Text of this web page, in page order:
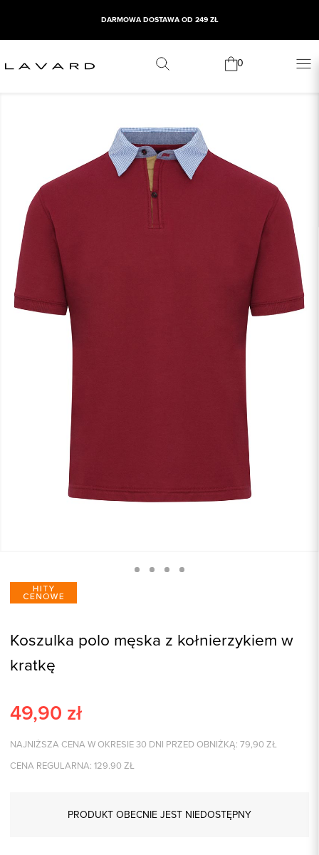
DARMOWA DOSTAWA OD 249 ZŁ
0
Koszulka polo męska z kołnierzykiem w
kratkę
49,90 zł
NAJNIŻSZA CENA W OKRESIE 30 DNI PRZED OBNIŻKĄ: 79,90 ZŁ
CENA REGULARNA: 129.90 ZŁ
PRODUKT OBECNIE JEST NIEDOSTĘPNY